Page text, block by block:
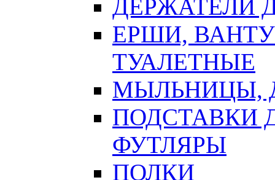
ДЕРЖАТЕЛИ
ЕРШИ,
ТУАЛЕТНЫЕ
МЫЛЬНИЦЫ,
ПОДСТАВКИ
ФУТЛЯРЫ
ПОЛКИ